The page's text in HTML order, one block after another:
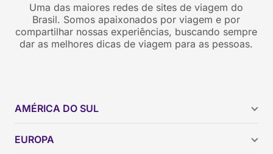
Uma das maiores redes de sites de viagem do
Brasil. Somos apaixonados por viagem e por
compartilhar nossas experiências, buscando sempre
dar as melhores dicas de viagem para as pessoas.
AMÉRICA DO SUL
Brasil
EUROPA